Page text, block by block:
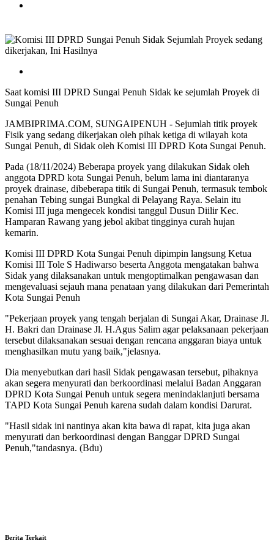
Saat komisi III DPRD Sungai Penuh Sidak ke sejumlah Proyek di
Sungai Penuh
JAMBIPRIMA.COM, SUNGAIPENUH - Sejumlah titik proyek
Fisik yang sedang dikerjakan oleh pihak ketiga di wilayah kota
Sungai Penuh, di Sidak oleh Komisi III DPRD Kota Sungai Penuh.
Pada (18/11/2024) Beberapa proyek yang dilakukan Sidak oleh
anggota DPRD kota Sungai Penuh, belum lama ini diantaranya
proyek drainase, dibeberapa titik di Sungai Penuh, termasuk tembok
penahan Tebing sungai Bungkal di Pelayang Raya. Selain itu
Komisi III juga mengecek kondisi tanggul Dusun Diilir Kec.
Hamparan Rawang yang jebol akibat tingginya curah hujan
kemarin.
Komisi III DPRD Kota Sungai Penuh dipimpin langsung Ketua
Komisi III Tole S Hadiwarso beserta Anggota mengatakan bahwa
Sidak yang dilaksanakan untuk mengoptimalkan pengawasan dan
mengevaluasi sejauh mana penataan yang dilakukan dari Pemerintah
Kota Sungai Penuh
"Pekerjaan proyek yang tengah berjalan di Sungai Akar, Drainase Jl.
H. Bakri dan Drainase Jl. H.Agus Salim agar pelaksanaan pekerjaan
tersebut dilaksanakan sesuai dengan rencana anggaran biaya untuk
menghasilkan mutu yang baik,"jelasnya.
Dia menyebutkan dari hasil Sidak pengawasan tersebut, pihaknya
akan segera menyurati dan berkoordinasi melalui Badan Anggaran
DPRD Kota Sungai Penuh untuk segera menindaklanjuti bersama
TAPD Kota Sungai Penuh karena sudah dalam kondisi Darurat.
"Hasil sidak ini nantinya akan kita bawa di rapat, kita juga akan
menyurati dan berkoordinasi dengan Banggar DPRD Sungai
Penuh,"tandasnya. (Bdu)
Berita Terkait